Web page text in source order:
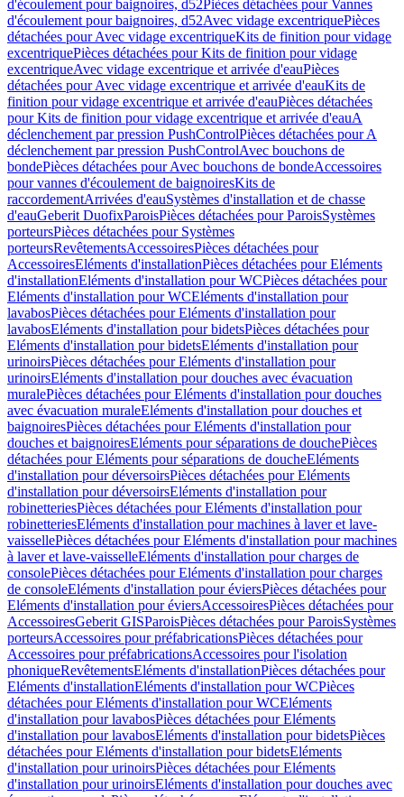
d'écoulement pour baignoires, d52Pièces détachées pour Vannes
d'écoulement pour baignoires, d52Avec vidage excentriquePièces
détachées pour Avec vidage excentriqueKits de finition pour vidage
excentriquePièces détachées pour Kits de finition pour vidage
excentriqueAvec vidage excentrique et arrivée d'eauPièces
détachées pour Avec vidage excentrique et arrivée d'eauKits de
finition pour vidage excentrique et arrivée d'eauPièces détachées
pour Kits de finition pour vidage excentrique et arrivée d'eauA
déclenchement par pression PushControlPièces détachées pour A
déclenchement par pression PushControlAvec bouchons de
bondePièces détachées pour Avec bouchons de bondeAccessoires
pour vannes d'écoulement de baignoiresKits de
raccordementArrivées d'eauSystèmes d'installation et de chasse
d'eauGeberit DuofixParoisPièces détachées pour ParoisSystèmes
porteursPièces détachées pour Systèmes
porteursRevêtementsAccessoiresPièces détachées pour
AccessoiresEléments d'installationPièces détachées pour Eléments
d'installationEléments d'installation pour WCPièces détachées pour
Eléments d'installation pour WCEléments d'installation pour
lavabosPièces détachées pour Eléments d'installation pour
lavabosEléments d'installation pour bidetsPièces détachées pour
Eléments d'installation pour bidetsEléments d'installation pour
urinoirsPièces détachées pour Eléments d'installation pour
urinoirsEléments d'installation pour douches avec évacuation
muralePièces détachées pour Eléments d'installation pour douches
avec évacuation muraleEléments d'installation pour douches et
baignoiresPièces détachées pour Eléments d'installation pour
douches et baignoiresEléments pour séparations de douchePièces
détachées pour Eléments pour séparations de doucheEléments
d'installation pour déversoirsPièces détachées pour Eléments
d'installation pour déversoirsEléments d'installation pour
robinetteriesPièces détachées pour Eléments d'installation pour
robinetteriesEléments d'installation pour machines à laver et lave-
vaissellePièces détachées pour Eléments d'installation pour machines
à laver et lave-vaisselleEléments d'installation pour charges de
consolePièces détachées pour Eléments d'installation pour charges
de consoleEléments d'installation pour éviersPièces détachées pour
Eléments d'installation pour éviersAccessoiresPièces détachées pour
AccessoiresGeberit GISParoisPièces détachées pour ParoisSystèmes
porteursAccessoires pour préfabricationsPièces détachées pour
Accessoires pour préfabricationsAccessoires pour l'isolation
phoniqueRevêtementsEléments d'installationPièces détachées pour
Eléments d'installationEléments d'installation pour WCPièces
détachées pour Eléments d'installation pour WCEléments
d'installation pour lavabosPièces détachées pour Eléments
d'installation pour lavabosEléments d'installation pour bidetsPièces
détachées pour Eléments d'installation pour bidetsEléments
d'installation pour urinoirsPièces détachées pour Eléments
d'installation pour urinoirsEléments d'installation pour douches avec